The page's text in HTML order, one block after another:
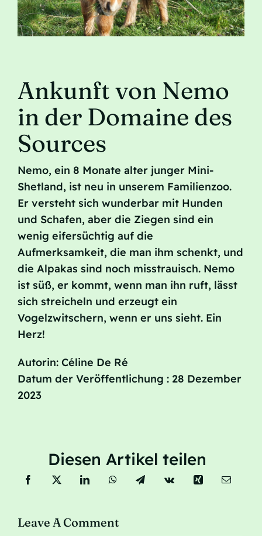
Kontakt
Ankunft von Nemo
in der Domaine des
Sources
Nemo, ein 8 Monate alter junger Mini-
Shetland, ist neu in unserem Familienzoo.
Er versteht sich wunderbar mit Hunden
und Schafen, aber die Ziegen sind ein
wenig eifersüchtig auf die
Aufmerksamkeit, die man ihm schenkt, und
die Alpakas sind noch misstrauisch. Nemo
ist süß, er kommt, wenn man ihn ruft, lässt
sich streicheln und erzeugt ein
Vogelzwitschern, wenn er uns sieht. Ein
Herz!
Autorin: Céline De Ré
Datum der Veröffentlichung : 28 Dezember
2023
Diesen Artikel teilen
Leave A Comment